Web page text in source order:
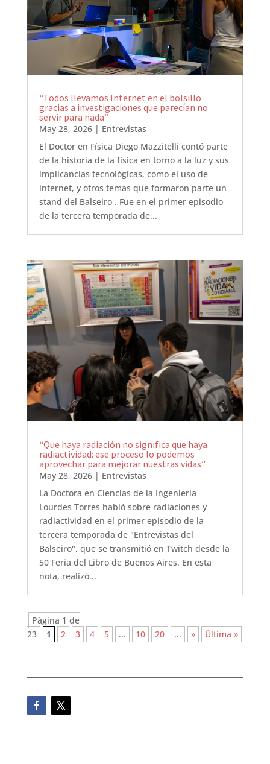
“Todos llevamos Internet en el bolsillo
gracias a investigaciones que parecían no
servir para nada”
May 28, 2026| Entrevistas
El Doctor en Física Diego Mazzitelli contó parte
de la historia de la física en torno a la luz y sus
implicancias tecnológicas, como el uso de
internet, y otros temas que formaron parte un
stand del Balseiro . Fue en el primer episodio
de la tercera temporada de...
“Que haya radiación no significa que haya
radiactividad: ese proceso lo podemos
aprovechar para mejorar nuestras vidas”
May 28, 2026| Entrevistas
La Doctora en Ciencias de la Ingeniería
Lourdes Torres habló sobre radiaciones y
radiactividad en el primer episodio de la
tercera temporada de "Entrevistas del
Balseiro", que se transmitió en Twitch desde la
50 Feria del Libro de Buenos Aires. En esta
nota, realizó...
Página 1 de
23
1 2 3 4 5 ... 10 20 ... » Última »